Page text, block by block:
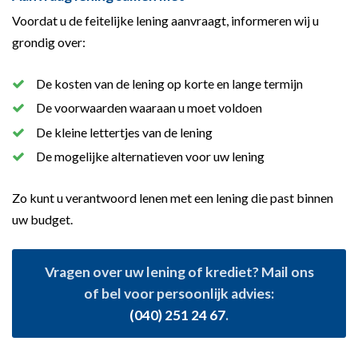
Voordat u de feitelijke lening aanvraagt, informeren wij u
grondig over:
De kosten van de lening op korte en lange termijn
De voorwaarden waaraan u moet voldoen
De kleine lettertjes van de lening
De mogelijke alternatieven voor uw lening
Zo kunt u verantwoord lenen met een lening die past binnen
uw budget.
Vragen over uw lening of krediet? Mail ons
of bel voor persoonlijk advies:
(040) 251 24 67.